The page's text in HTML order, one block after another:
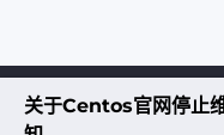
不大创造
关于Centos官网停止